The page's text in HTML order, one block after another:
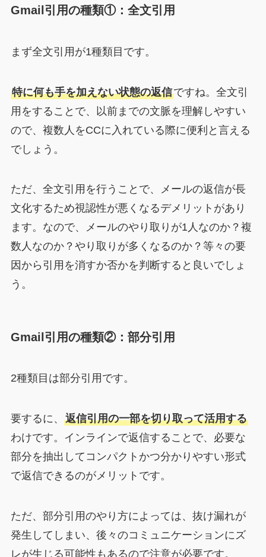
Gmail引用の種類①：全文引用
まず全文引用が1種類目です。
特に何も手を加えない状態の返信ですね。全文引
用をすることで、以前までの文脈を理解しやすい
ので、複数人をCCに入れている際に便利と言える
でしょう。
ただ、全文引用を行うことで、メールの返信が長
文化するため視認性が悪くなるデメリットがあり
ます。なので、メールのやり取りが1人なのか？複
数人なのか？やり取りが多くなるのか？等々の要
因から引用を消すか否かを判断すると良いでしょ
う。
Gmail引用の種類②：部分引用
2種類目は部分引用です。
要するに、 返信引用の一部を切り取って活用する
わけです。インラインで返信することで、必要な
部分を抽出してコンパクトかつ分かりやすい形式
で返信できるのがメリットです。
ただ、部分引用のやり方によっては、抜け漏れが
発生してしまい、後々のコミュニケーションにズ
レが生じる可能性もあるので注意が必要です。